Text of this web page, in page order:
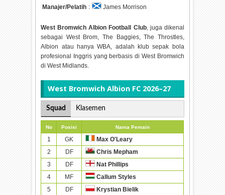
Manajer/Pelatih : James Morrison
West Bromwich Albion Football Club, juga dikenal
sebagai West Brom, The Baggies, The Throstles,
Albion atau hanya WBA, adalah klub sepak bola
profesional Inggris yang berbasis di West Bromwich
di West Midlands.
West Bromwich Albion FC 2026–27
Squad Klasemen
No Posisi Nama Pemain
1 GK
Max O'Leary
2
DF
Chris Mepham
3
DF
Nat Phillips
4
MF
Callum Styles
5
DF
Krystian Bielik